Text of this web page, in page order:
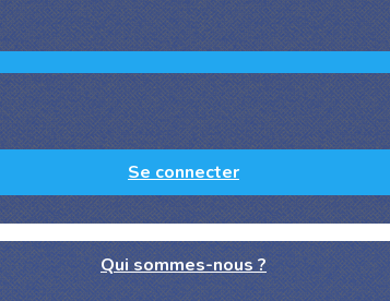
Se connecter
Qui sommes-nous ?